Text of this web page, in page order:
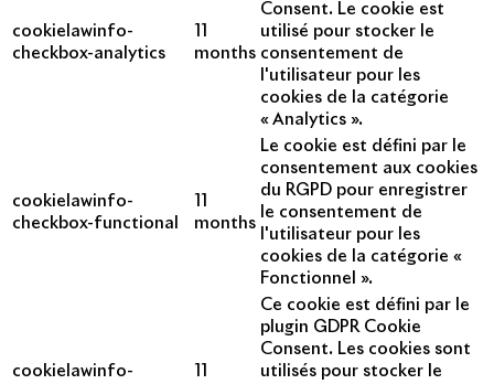
cookielawinfo-
checkbox-analytics
months
Consent. Le cookie est
utilisé pour stocker le
consentement de
l'utilisateur pour les
cookies de la catégorie
« Analytics ».
cookielawinfo-
checkbox-functional
months
Le cookie est défini par le
consentement aux cookies
du RGPD pour enregistrer
le consentement de
l'utilisateur pour les
cookies de la catégorie «
Fonctionnel ».
cookielawinfo-
Ce cookie est défini par le
plugin GDPR Cookie
Consent. Les cookies sont
utilisés pour stocker le